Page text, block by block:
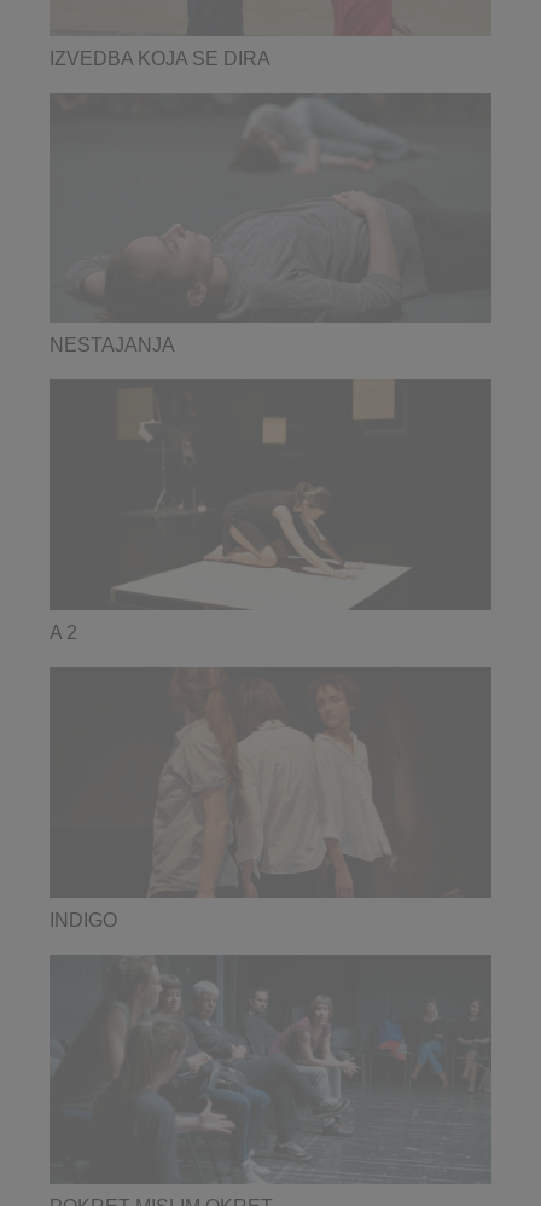
IZVEDBA KOJA SE DIRA
NESTAJANJA
A 2
INDIGO